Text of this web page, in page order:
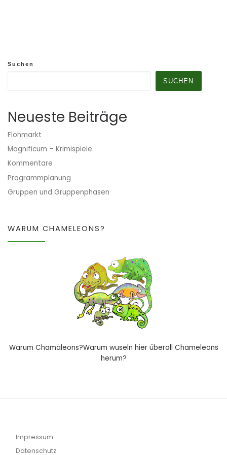
Suchen
SUCHEN
Neueste Beiträge
Flohmarkt
Magnificum – Krimispiele
Kommentare
Programmplanung
Gruppen und Gruppenphasen
WARUM CHAMELEONS?
Warum Chamäleons?Warum wuseln hier überall Chameleons
herum?
Impressum
Datenschutz